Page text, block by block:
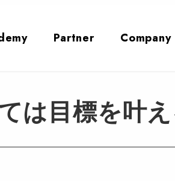
Partner Company
目標を叶え